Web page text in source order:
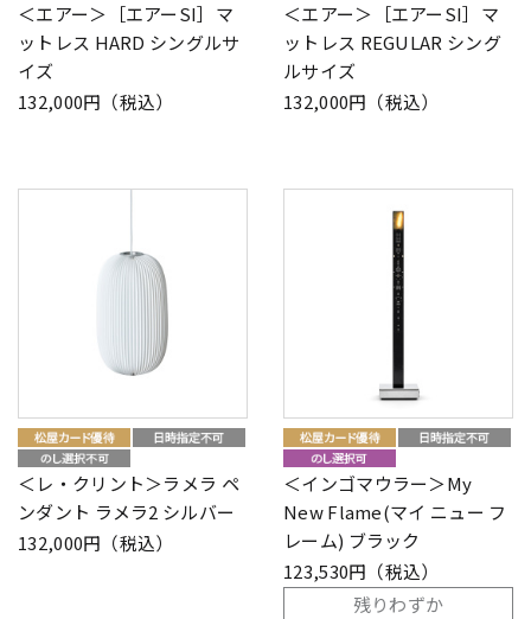
＜エアー＞［エアーSI］マ
ットレス HARD シングルサ
イズ
132,000円（税込）
＜エアー＞［エアーSI］マ
ットレス REGULAR シング
ルサイズ
132,000円（税込）
＜レ・クリント＞ラメラ ペ
ンダント ラメラ2 シルバー
132,000円（税込）
＜インゴマウラー＞My
New Flame(マイ ニュー フ
レーム) ブラック
123,530円（税込）
残りわずか